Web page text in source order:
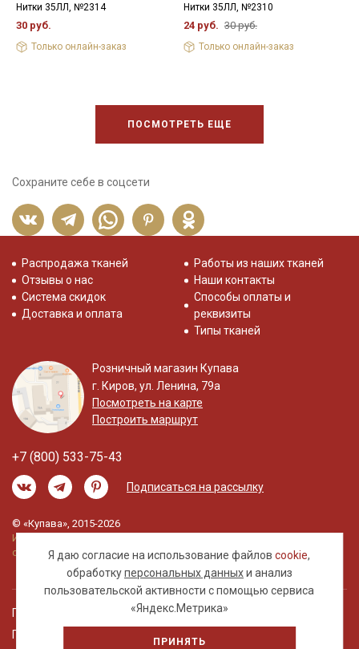
Нитки 35ЛЛ, №2314
30 руб.
Только онлайн-заказ
Нитки 35ЛЛ, №2310
24 руб. 30 руб.
Только онлайн-заказ
ПОСМОТРЕТЬ ЕЩЕ
Сохраните себе в соцсети
Я даю согласие на использование файловcookie,
обработкуперсональных данныхи анализ
пользовательской активности с помощью сервиса
«Яндекс.Метрика»
ПРИНЯТЬ
Распродажа тканей
Отзывы о нас
Система скидок
Доставка и оплата
Работы из наших тканей
Наши контакты
Способы оплаты и
реквизиты
Типы тканей
Розничный магазин Купава
г. Киров, ул. Ленина, 79а
Посмотреть на карте
Построить маршрут
+7 (800) 533-75-43
Подписаться на рассылку
© «Купава», 2015-2026
Информация на сайте не является публичной
офертой.
Правовая информация
Политика обработки персональных данных